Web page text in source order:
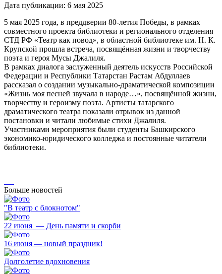
Дата публикации: 6 мая 2025
5 мая 2025 года, в преддверии 80-летия Победы, в рамках
совместного проекта библиотеки и регионального отделения
СТД РФ «Театр как повод», в областной библиотеке им. Н. К.
Крупской прошла встреча, посвящённая жизни и творчеству
поэта и героя Мусы Джалиля.
В рамках диалога заслуженный деятель искусств Российской
Федерации и Республики Татарстан Растам Абдуллаев
рассказал о создании музыкально-драматической композиции
«Жизнь моя песней звучала в народе…», посвящённой жизни,
творчеству и героизму поэта. Артисты татарского
драматического театра показали отрывок из данной
постановки и читали любимые стихи Джалиля.
Участниками мероприятия были студенты Башкирского
экономико-юридического колледжа и постоянные читатели
библиотеки.
Больше новостей
"В театр с блокнотом"
22 июня — День памяти и скорби
16 июня — новый праздник!
Долголетие вдохновения